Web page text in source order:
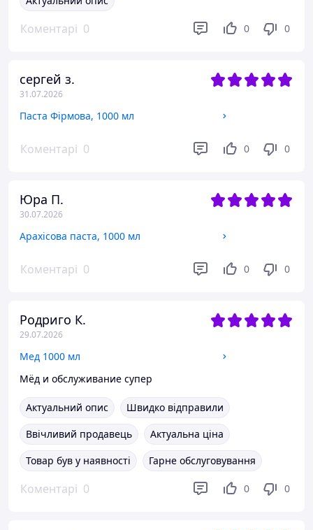
Коментарі 0 0 0
сергей з.
31.07.2026
Паста Фірмова, 1000 мл
Коментарі 0 0 0
Юра П.
30.07.2026
Арахісова паста, 1000 мл
Коментарі 0 0 0
Родриго К.
29.07.2026
Мед 1000 мл
Мёд и обслуживание супер
Актуальний опис
Швидко відправили
Ввічливий продавець
Актуальна ціна
Товар був у наявності
Гарне обслуговування
Коментарі 0 0 0